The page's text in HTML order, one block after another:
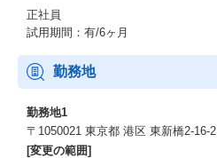
正社員
試用期間：有/6ヶ月
勤務地
勤務地1
〒1050021 東京都 港区 東新橋2-16-2
[変更の範囲]